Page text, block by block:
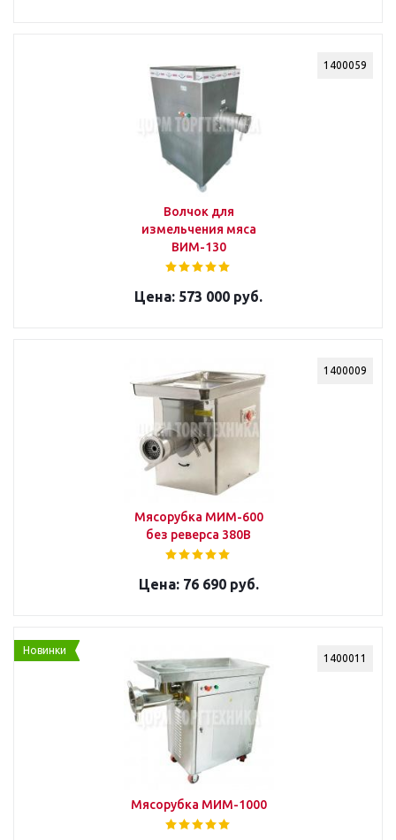
1400059
Волчок для
измельчения мяса
ВИМ-130
573 000 руб.
1400009
Мясорубка МИМ-600
без реверса 380В
76 690 руб.
1400011
Новинки
Мясорубка МИМ-1000